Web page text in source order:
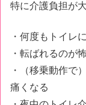
特に介護負担が
・何度もトイレ
・転ばれるのが
・（移乗動作で
痛くなる